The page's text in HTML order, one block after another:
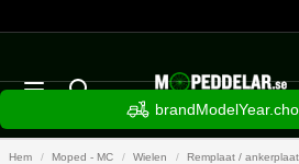
Hem Moped - MC Wielen Remplaat /